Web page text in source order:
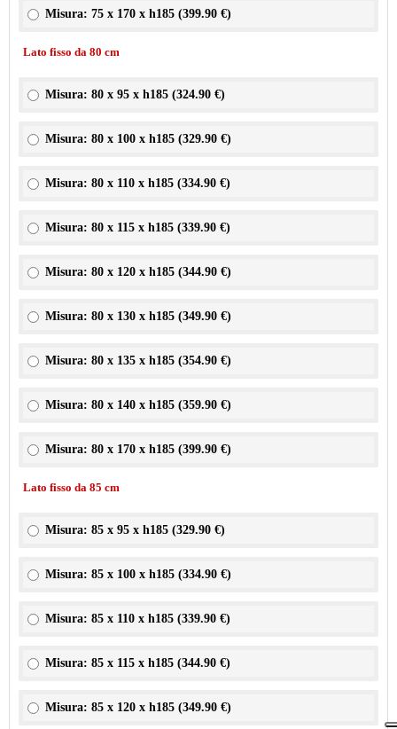
Misura: 75 x 170 x h185 (399.90 €)
Lato fisso da 80 cm
Misura: 80 x 95 x h185 (324.90 €)
Misura: 80 x 100 x h185 (329.90 €)
Misura: 80 x 110 x h185 (334.90 €)
Misura: 80 x 115 x h185 (339.90 €)
Misura: 80 x 120 x h185 (344.90 €)
Misura: 80 x 130 x h185 (349.90 €)
Misura: 80 x 135 x h185 (354.90 €)
Misura: 80 x 140 x h185 (359.90 €)
Misura: 80 x 170 x h185 (399.90 €)
Lato fisso da 85 cm
Misura: 85 x 95 x h185 (329.90 €)
Misura: 85 x 100 x h185 (334.90 €)
Misura: 85 x 110 x h185 (339.90 €)
Misura: 85 x 115 x h185 (344.90 €)
Misura: 85 x 120 x h185 (349.90 €)